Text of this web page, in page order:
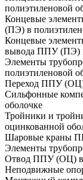
полиэтиленовой
Концевые
(ПЭ) в
Концевые
вывода ППУ (ПЭ)
Элементы
полиэтиленовой
Переход ППУ (ОЦ)
Сильфонные
оболочке
Тройники и
оцинкованной
Шаровые краны
Элементы
Отвод ППУ (ОЦ) в
Неподвижные